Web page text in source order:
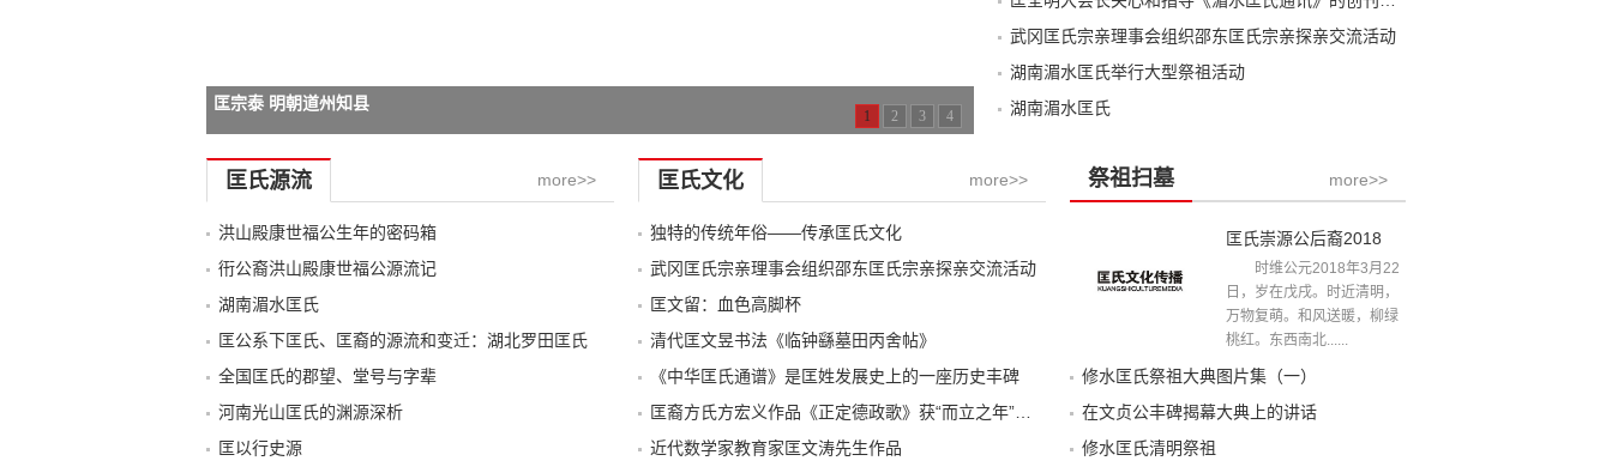
-->-->-->
匡宗泰 明朝道州知县
1 2 3 4
武冈匡氏宗亲理事会组织邵东匡氏宗亲探亲交流活动
湖南湄水匡氏举行大型祭祖活动
湖南湄水匡氏
more>>
匡氏源流
洪山殿康世福公生年的密码箱
衎公裔洪山殿康世福公源流记
湖南湄水匡氏
匡公系下匡氏、匡裔的源流和变迁：湖北罗田匡氏
全国匡氏的郡望、堂号与字辈
河南光山匡氏的渊源深析
匡以行史源
more>>
匡氏文化
独特的传统年俗——传承匡氏文化
武冈匡氏宗亲理事会组织邵东匡氏宗亲探亲交流活动
匡文留：血色高脚杯
清代匡文昱书法《临钟繇墓田丙舍帖》
《中华匡氏通谱》是匡姓发展史上的一座历史丰碑
近代数学家教育家匡文涛先生作品
more>>
祭祖扫墓
匡氏崇源公后裔2018年清明祭祖文
时维公元2018年3月22
日，岁在戊戌。时近清明，
万物复萌。和风送暖，柳绿
桃红。东西南北......
修水匡氏祭祖大典图片集（一）
在文贞公丰碑揭幕大典上的讲话
修水匡氏清明祭祖